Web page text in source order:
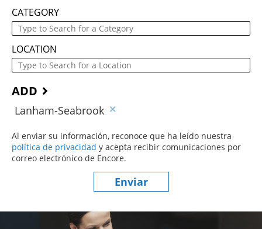
CATEGORY
LOCATION
ADD
Lanham-Seabrook
Al enviar su información, reconoce que ha leído nuestra
política de privacidad (este contenido se abre en una nueva
y acepta recibir comunicaciones por
correo electrónico de Encore.
Enviar